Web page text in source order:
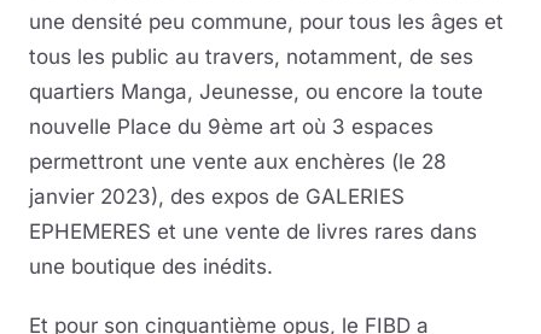
une densité peu commune, pour tous les âges et
tous les public au travers, notamment, de ses
quartiers Manga, Jeunesse, ou encore la toute
nouvelle Place du 9ème art où 3 espaces
permettront une vente aux enchères (le 28
janvier 2023), des expos de GALERIES
EPHEMERES et une vente de livres rares dans
une boutique des inédits.
Et pour son cinquantième opus, le FIBD a